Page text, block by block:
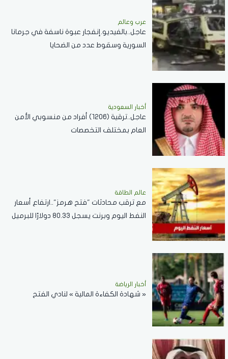
عرب وعالم
عاجل..بالفيديو.إنفجار عبوة ناسفة في جرمانا
السورية وسقوط عدد من الضحايا
أخبار السعودية
عاجل..ترقية (1206) أفراد من منسوبي الأمن
العام بمختلف التخصصات
عالم الطاقة
مع ترقب محادثات "فتح هرمز"..ارتفاع أسعار
النفط اليوم وبرنت يسجل 80.33 دولارًا للبرميل
أخبار الرياضة
« شهادة الكفاءة المالية » لنادي الفتح